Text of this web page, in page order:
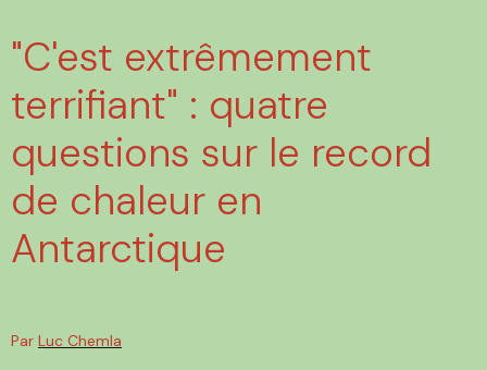
"C'est extrêmement
terrifiant" : quatre
questions sur le record
de chaleur en
Antarctique
Par Luc Chemla